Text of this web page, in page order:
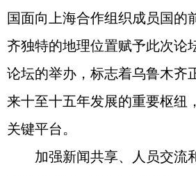
国面向上海合作组织成员国的
齐独特的地理位置赋予此次论
论坛的举办，标志着乌鲁木齐
来十至十五年发展的重要枢纽
关键平台。
加强新闻共享、人员交流